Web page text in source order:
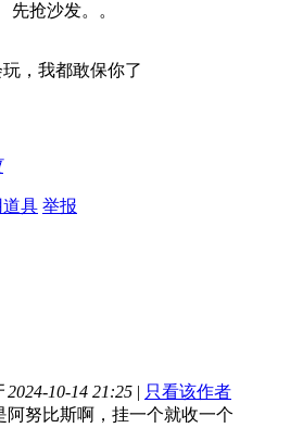
先抢沙发。。
，我都敢保你了
具 举报
2024-10-14 21:25 | 只看该作者
阿努比斯啊，挂一个就收一个